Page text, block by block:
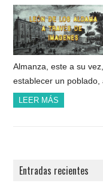
Almanza, este a su
establecer un poblado,
LEER MÁS
Entradas recientes